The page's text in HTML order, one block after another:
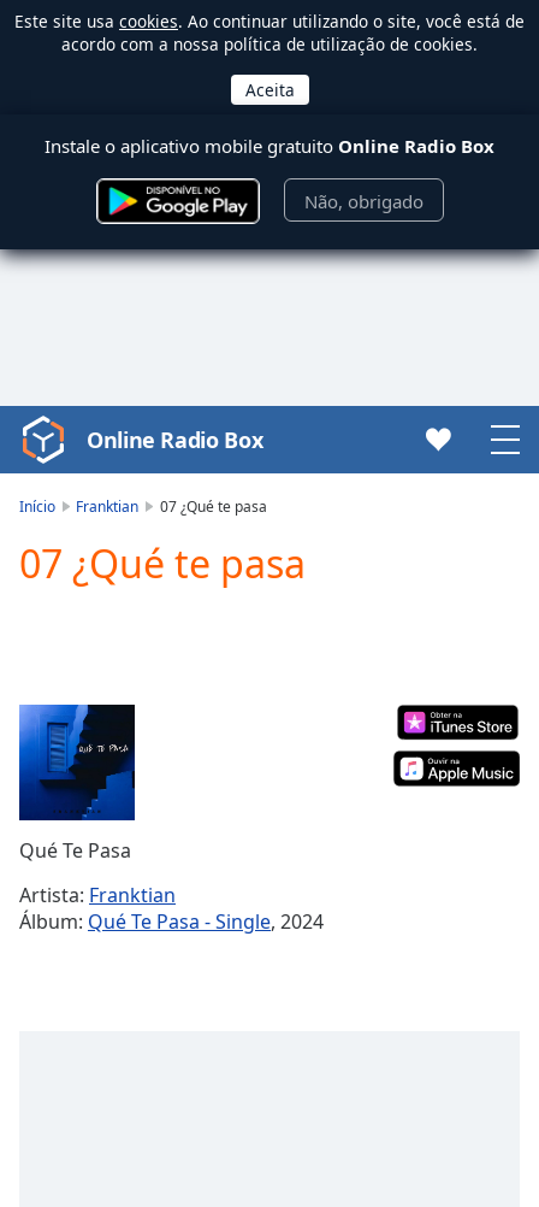
Este site usa cookies. Ao continuar utilizando o site, você está de
acordo com a nossa política de utilização de cookies.
Instale o aplicativo mobile gratuito Online Radio Box
Não, obrigado
Video
Player
Play
Video
Mute
Current
Time0:00
Duration-:-
Loaded:
Stream
TypeLIVE
Online Radio Box
Início Franktian 07 ¿Qué te pasa
07 ¿Qué te pasa
Qué Te Pasa
Artista: Franktian
Álbum: Qué Te Pasa - Single, 2024